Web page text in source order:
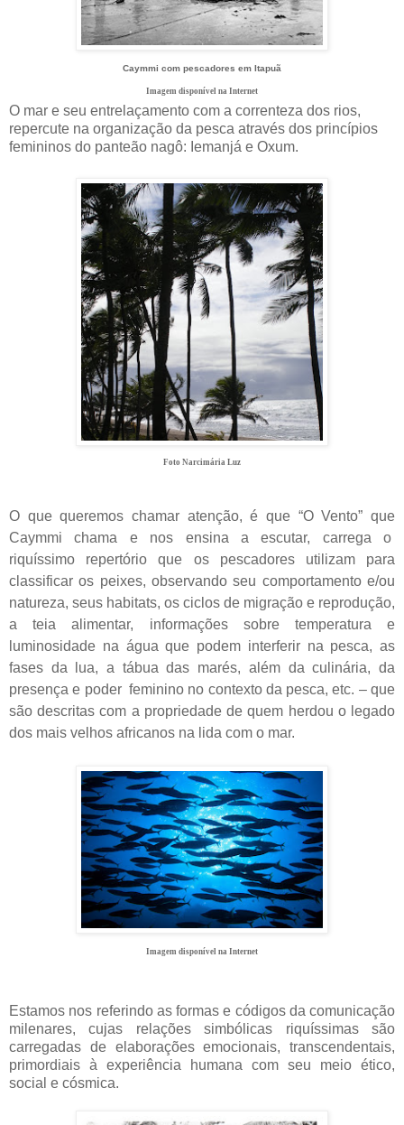
Caymmi com pescadores em Itapuã
Imagem disponível na Internet
O mar e seu entrelaçamento com a correnteza dos rios,
repercute na organização da pesca através dos princípios
femininos do panteão nagô: Iemanjá e Oxum.
Foto Narcimária Luz
O que queremos chamar atenção, é que “O Vento” que
Caymmi chama e nos ensina a escutar, carrega o
riquíssimo repertório que os pescadores utilizam para
classificar os peixes, observando seu comportamento e/ou
natureza, seus habitats, os ciclos de migração e reprodução,
a teia alimentar, informações sobre temperatura e
luminosidade na água que podem interferir na pesca, as
fases da lua, a tábua das marés, além da culinária, da
presença e poder feminino no contexto da pesca, etc. – que
são descritas com a propriedade de quem herdou o legado
dos mais velhos africanos na lida com o mar.
Imagem disponível na Internet
Estamos nos referindo as formas e códigos da comunicação
milenares, cujas relações simbólicas riquíssimas são
carregadas de elaborações emocionais, transcendentais,
primordiais à experiência humana com seu meio ético,
social e cósmica.